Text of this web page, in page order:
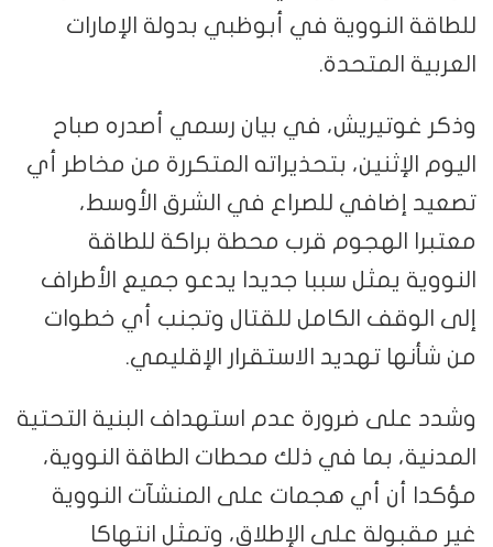
للطاقة النووية في أبوظبي بدولة الإمارات
العربية المتحدة.
وذكر غوتيريش، في بيان رسمي أصدره صباح
اليوم الإثنين، بتحذيراته المتكررة من مخاطر أي
تصعيد إضافي للصراع في الشرق الأوسط،
معتبرا الهجوم قرب محطة براكة للطاقة
النووية يمثل سببا جديدا يدعو جميع الأطراف
إلى الوقف الكامل للقتال وتجنب أي خطوات
من شأنها تهديد الاستقرار الإقليمي.
وشدد على ضرورة عدم استهداف البنية التحتية
المدنية، بما في ذلك محطات الطاقة النووية،
مؤكدا أن أي هجمات على المنشآت النووية
غير مقبولة على الإطلاق، وتمثل انتهاكا